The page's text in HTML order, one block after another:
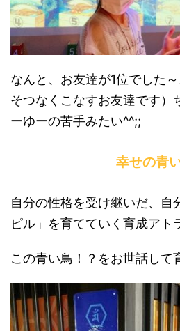
なんと、お友達が1位でした
そつなくこなすお友達です）
ーゆーの苦手みたい^^;;
幸せの青
自分の性格を受け継いだ、自
ピル」を育てていく育成アト
この青い鳥！？をお世話して